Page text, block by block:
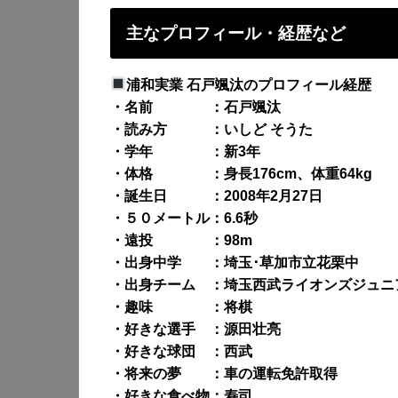
主なプロフィール・経歴など
浦和実業 石戸颯汰のプロフィール経歴
・名前 ：石戸颯汰
・読み方 ：いしど そうた
・学年 ：新3年
・体格 ：身長176cm、体重64kg
・誕生日 ：2008年2月27日
・５０メートル：6.6秒
・遠投 ：98m
・出身中学 ：埼玉･草加市立花栗中
・出身チーム ：埼玉西武ライオンズジュニ
・趣味 ：将棋
・好きな選手 ：源田壮亮
・好きな球団 ：西武
・将来の夢 ：車の運転免許取得